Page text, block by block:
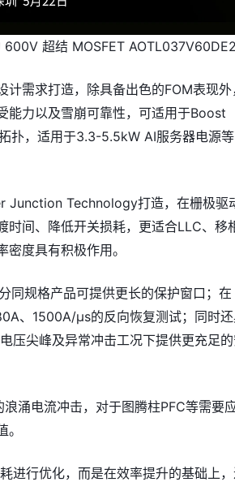
600V 超结 MOSFET
计需求打造，除具备出色的FOM表现外
能力以及雪崩可靠性，可适用于Boost
扑，适用于3.3-5.5kW AI服务器电源
Junction Technology打造，在栅极驱
时间、降低开关损耗，更适合LLC、移
度具有积极作用。
同规格产品可提供更长的保护窗口；在
、1500A/μs的反向恢复测试；同时
压尖峰及异常冲击工况下提供更充足
涌电流冲击，对于图腾柱PFC等需要
进行优化，而是在效率提升的基础上